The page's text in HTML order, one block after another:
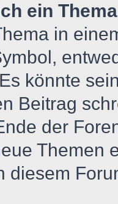
ein
in
könnte
Beitrag
der
Themen
diesem